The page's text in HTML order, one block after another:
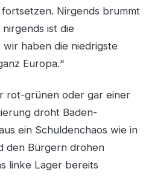
Nirgends brummt
ist die
haben die niedrigste
Europa.“
rot-grünen oder gar einer
droht Baden-
ein Schuldenchaos wie in
den Bürgern drohen
linke Lager bereits